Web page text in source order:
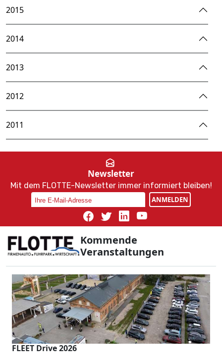
2015
2014
2013
2012
2011
Newsletter
Mit dem FLOTTE-Newsletter immer informiert bleiben!
ANMELDEN
Kommende
Veranstaltungen
FLEET Drive 2026